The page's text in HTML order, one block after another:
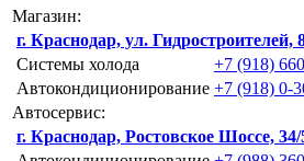
Магазин:
г. Краснодар, ул. Гидростроителей,
Системы холода
+7 (918)
Автокондиционирование +7 (918) 0-
Автосервис:
г. Краснодар, Ростовское Шоссе, 34/